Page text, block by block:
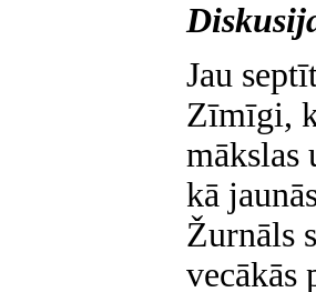
Jau
Zīmīgi,
mākslas
kā
Žurnāls
vecākās